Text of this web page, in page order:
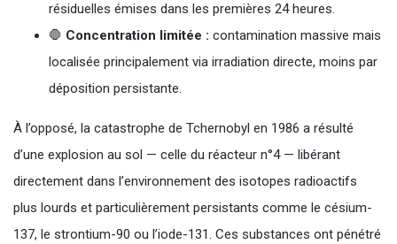
résiduelles émises dans les premières 24 heures.
🛑 Concentration limitée : contamination massive mais
localisée principalement via irradiation directe, moins par
déposition persistante.
À l’opposé, la catastrophe de Tchernobyl en 1986 a résulté
d’une explosion au sol — celle du réacteur n°4 — libérant
directement dans l’environnement des isotopes radioactifs
plus lourds et particulièrement persistants comme le césium-
137, le strontium-90 ou l’iode-131. Ces substances ont pénétré